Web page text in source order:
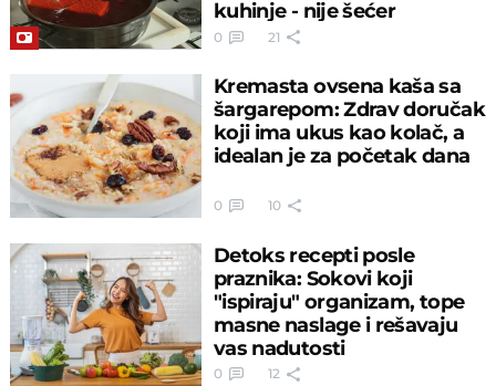
kuhinje - nije šećer
0 21
Kremasta ovsena kaša sa
šargarepom: Zdrav doručak
koji ima ukus kao kolač, a
idealan je za početak dana
0 10
Detoks recepti posle
praznika: Sokovi koji
"ispiraju" organizam, tope
masne naslage i rešavaju
vas nadutosti
0 12